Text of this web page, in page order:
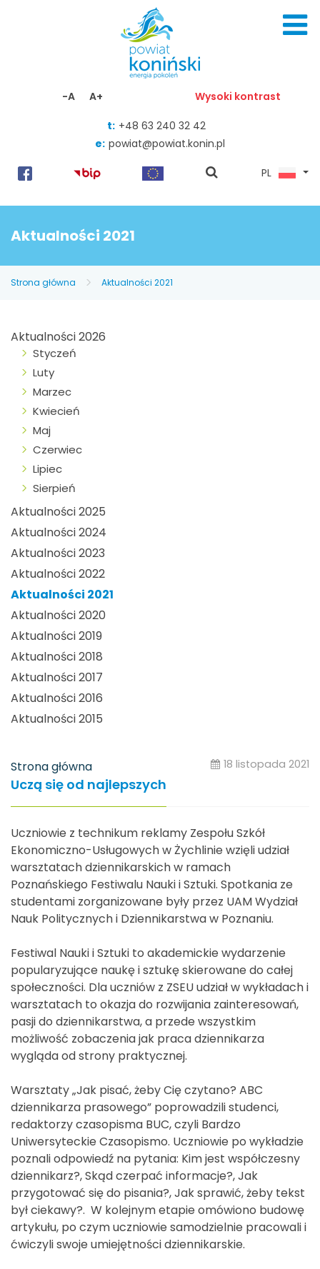
-A A+ Wysoki kontrast
t: +48 63 240 32 42
e: powiat@powiat.konin.pl
pokaż
PL
Aktualności 2021
Strona główna Aktualności 2021
Aktualności 2026
Styczeń
Luty
Marzec
Kwiecień
Maj
Czerwiec
Lipiec
Sierpień
Aktualności 2025
Aktualności 2024
Aktualności 2023
Aktualności 2022
Aktualności 2021
Aktualności 2020
Aktualności 2019
Aktualności 2018
Aktualności 2017
Aktualności 2016
Aktualności 2015
Strona główna 18 listopada 2021
Uczą się od najlepszych
Uczniowie z technikum reklamy Zespołu Szkół
Ekonomiczno-Usługowych w Żychlinie wzięli udział
warsztatach dziennikarskich w ramach
Poznańskiego Festiwalu Nauki i Sztuki. Spotkania ze
studentami zorganizowane były przez UAM Wydział
Nauk Politycznych i Dziennikarstwa w Poznaniu.
Festiwal Nauki i Sztuki to akademickie wydarzenie
popularyzujące naukę i sztukę skierowane do całej
społeczności. Dla uczniów z ZSEU udział w wykładach i
warsztatach to okazja do rozwijania zainteresowań,
pasji do dziennikarstwa, a przede wszystkim
możliwość zobaczenia jak praca dziennikarza
wygląda od strony praktycznej.
Warsztaty „Jak pisać, żeby Cię czytano? ABC
dziennikarza prasowego” poprowadzili studenci,
redaktorzy czasopisma BUC, czyli Bardzo
Uniwersyteckie Czasopismo. Uczniowie po wykładzie
poznali odpowiedź na pytania: Kim jest współczesny
dziennikarz?, Skąd czerpać informacje?, Jak
przygotować się do pisania?, Jak sprawić, żeby tekst
był ciekawy?. W kolejnym etapie omówiono budowę
artykułu, po czym uczniowie samodzielnie pracowali i
ćwiczyli swoje umiejętności dziennikarskie.